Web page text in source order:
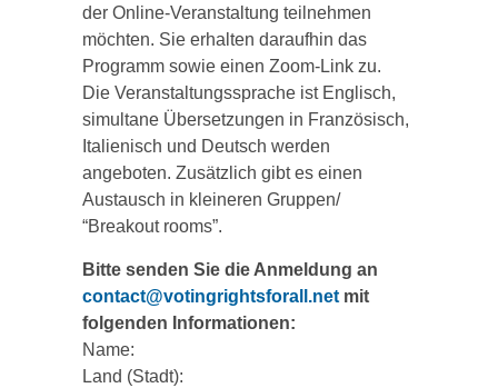
der Online-Veranstaltung teilnehmen
möchten. Sie erhalten daraufhin das
Programm sowie einen Zoom-Link zu.
Die Veranstaltungssprache ist Englisch,
simultane Übersetzungen in Französisch,
Italienisch und Deutsch werden
angeboten. Zusätzlich gibt es einen
Austausch in kleineren Gruppen/
“Breakout rooms”.
Bitte senden Sie die Anmeldung an
contact@votingrightsforall.net mit
folgenden Informationen:
Name:
Land (Stadt):